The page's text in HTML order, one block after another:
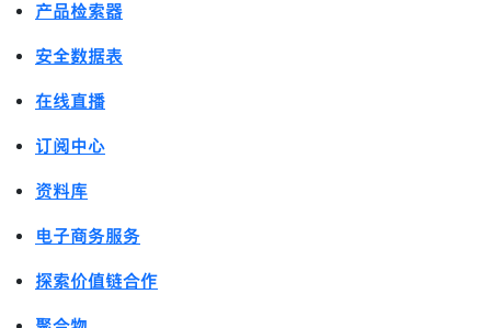
产品检索器
安全数据表
在线直播
订阅中心
资料库
电子商务服务
探索价值链合作